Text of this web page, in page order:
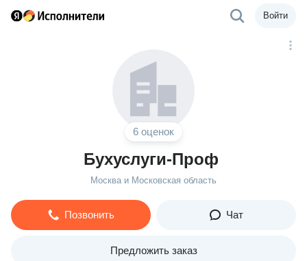
Войти
6 оценок
Бухуслуги-Проф
Москва и Московская область
Позвонить Чат
Предложить заказ